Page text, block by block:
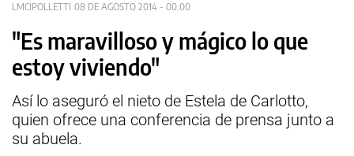
LMCIPOLLETTI 08 DE AGOSTO 2014 - 00:00
"Es maravilloso y mágico lo que
estoy viviendo"
Así lo aseguró el nieto de Estela de Carlotto,
quien ofrece una conferencia de prensa junto a
su abuela.